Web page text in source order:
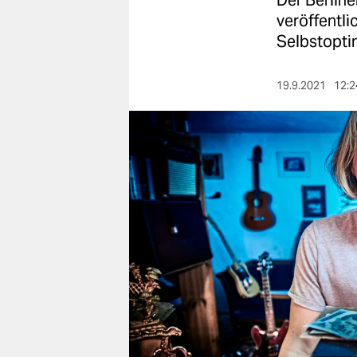
verlag
verlag
veranstaltungen
shop
fragen & hilfe
unterstützen
abo
genossenschaft
19.9.2021